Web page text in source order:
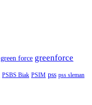
green force greenforce
PSBS Biak PSIM pss pss sleman